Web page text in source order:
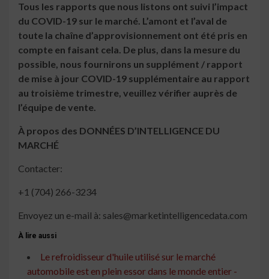
Tous les rapports que nous listons ont suivi l’impact
du COVID-19 sur le marché. L’amont et l’aval de
toute la chaîne d’approvisionnement ont été pris en
compte en faisant cela. De plus, dans la mesure du
possible, nous fournirons un supplément / rapport
de mise à jour COVID-19 supplémentaire au rapport
au troisième trimestre, veuillez vérifier auprès de
l’équipe de vente.
À propos des DONNÉES D’INTELLIGENCE DU
MARCHÉ
Contacter:
+1 (704) 266-3234
Envoyez un e-mail à: sales@marketintelligencedata.com
À lire aussi
Le refroidisseur d'huile utilisé sur le marché
automobile est en plein essor dans le monde entier -